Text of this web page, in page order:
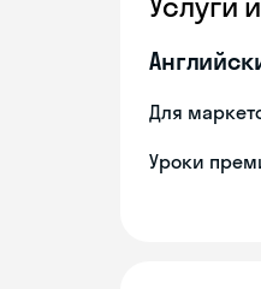
Для
Уроки